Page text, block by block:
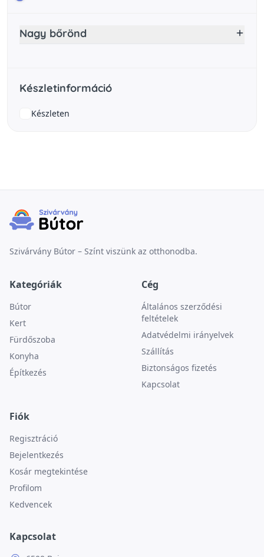
Nagy bőrönd
Készletinformáció
Készleten
Szivárvány Bútor – Színt viszünk az otthonodba.
Kategóriák
Bútor
Kert
Fürdőszoba
Konyha
Építkezés
Cég
Általános szerződési
feltételek
Adatvédelmi irányelvek
Szállítás
Biztonságos fizetés
Kapcsolat
Fiók
Regisztráció
Bejelentkezés
Kosár megtekintése
Profilom
Kedvencek
Kapcsolat